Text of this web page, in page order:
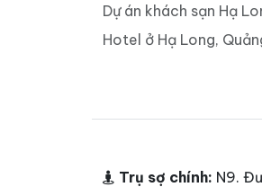
Dự án khách sạn Hạ
Hotel ở Hạ Long,
Trụ sợ chính: N9.